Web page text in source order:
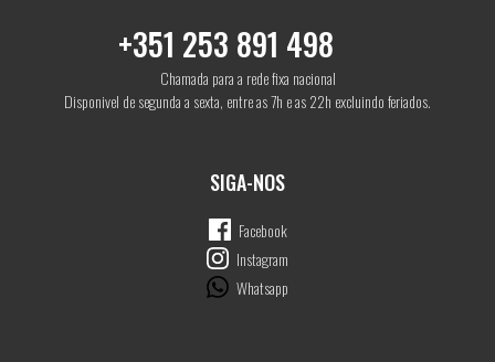
+351 253 891 498
Chamada para a rede fixa nacional
Disponivel de segunda a sexta, entre as 7h e as 22h excluindo feriados.
SIGA-NOS
Facebook
Instagram
Whatsapp